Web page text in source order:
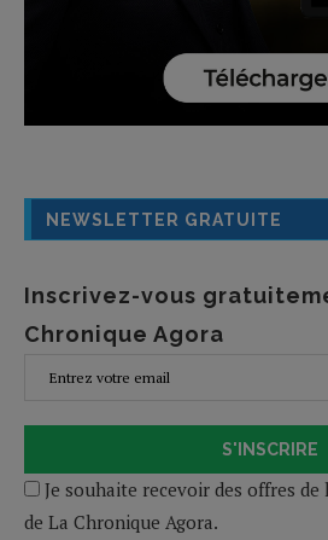
NEWSLETTER GRATUITE
Inscrivez-vous
Chronique Agora
S'INSCRIRE
Je souhaite recevoir des offres
de La Chronique Agora.